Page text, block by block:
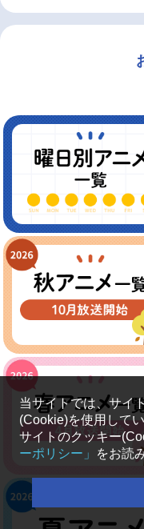
当サイトでは、サイ
(Cookie)を使用してい
サイトのクッキー
ーポリシー」
をお読